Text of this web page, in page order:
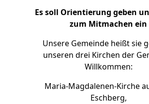
Es soll Orientierung geben
zum Mitmachen ein
Unsere Gemeinde heißt sie
unseren drei Kirchen der
Willkommen:
Maria-Magdalenen-Kirche
Eschberg,